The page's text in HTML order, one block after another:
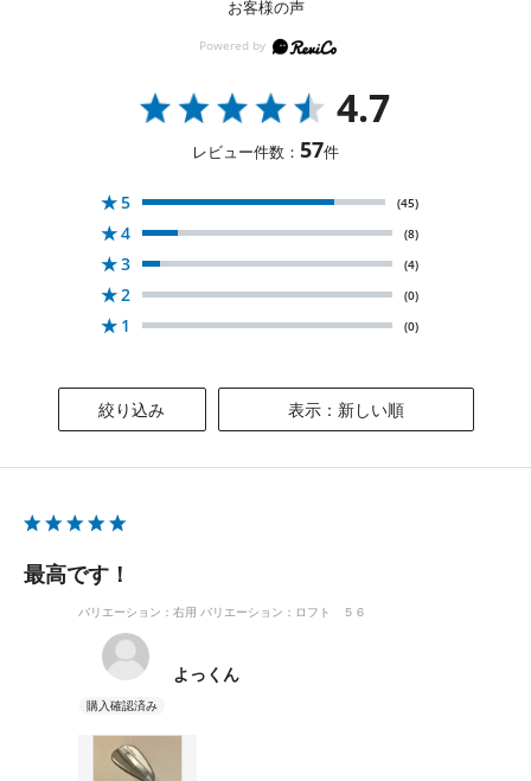
お客様の声
4.7
レビュー件数： 57件
★5 (45)
★4 (8)
★3 (4)
★2 (0)
★ 1 (0)
絞り込み 表示：新しい順
最高です！
バリエーション：右用 バリエーション：ロフト ５６
よっくん